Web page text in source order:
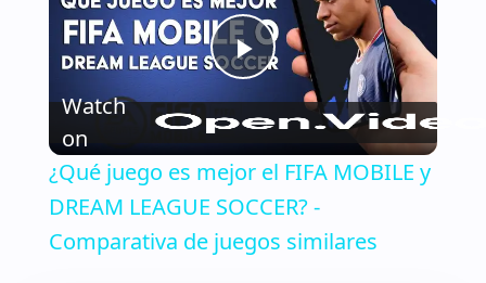
Play
Video
Watch
on
¿Qué juego es mejor el FIFA MOBILE y
DREAM LEAGUE SOCCER? -
Comparativa de juegos similares